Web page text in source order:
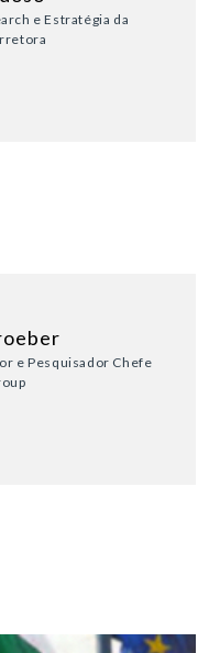
e Estratégia da
e Pesquisador Chefe